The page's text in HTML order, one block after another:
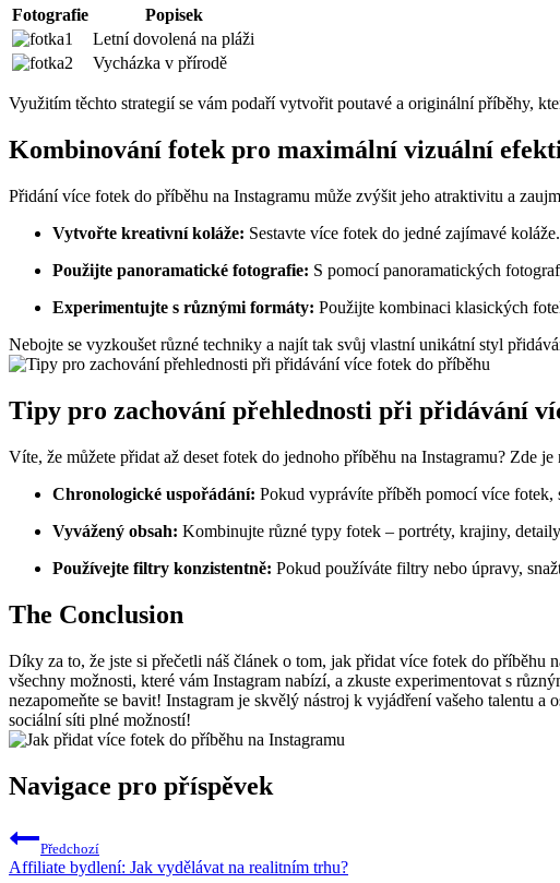
Fotografie
Popisek
Letní ⁤dovolená na pláži
Vycházka v přírodě
Využitím těchto strategií se vám podaří vytvořit poutavé a originální příběhy,
Kombinování fotek pro maximální vizuální
Přidání více fotek do příběhu na Instagramu může zvýšit jeho atraktivitu a
Vytvořte kreativní koláže: Sestavte více fotek do jedné ​zajímavé
Použijte panoramatické fotografie: S pomocí panoramatických
Experimentujte s různými formáty: Použijte kombinaci klasických
Nebojte ⁣se vyzkoušet různé techniky a najít tak svůj⁣ vlastní unikátní styl
Tipy pro zachování přehlednosti‍ při přidávání
Víte, že můžete přidat až deset fotek do jednoho příběhu na Instagramu? Zde
Chronologické​ uspořádání: Pokud vyprávíte příběh pomocí více fotek,
Vyvážený⁣ obsah: Kombinujte různé typy fotek – portréty,⁢ krajiny,
Používejte‍ filtry konzistentně: Pokud ⁣používáte filtry nebo úpravy,
The Conclusion
Díky za to, že jste si přečetli náš ‍článek o tom, jak přidat více ⁣fotek do příběhu
všechny možnosti, které vám⁤ Instagram nabízí, a zkuste experimentovat ‌s
nezapomeňte se bavit! Instagram je skvělý nástroj k vyjádření vašeho talentu​
sociální síti plné ⁤možností!
Navigace pro příspěvek
Předchozí
Affiliate bydlení: Jak vydělávat na realitním trhu?